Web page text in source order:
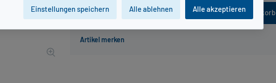
In den Warenkorb
Einstellungen speichern Alle ablehnen Alle akzeptieren